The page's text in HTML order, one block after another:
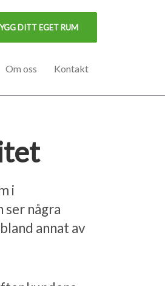
DITT EGET RUM
Om oss Kontakt
i
ser några
annat av